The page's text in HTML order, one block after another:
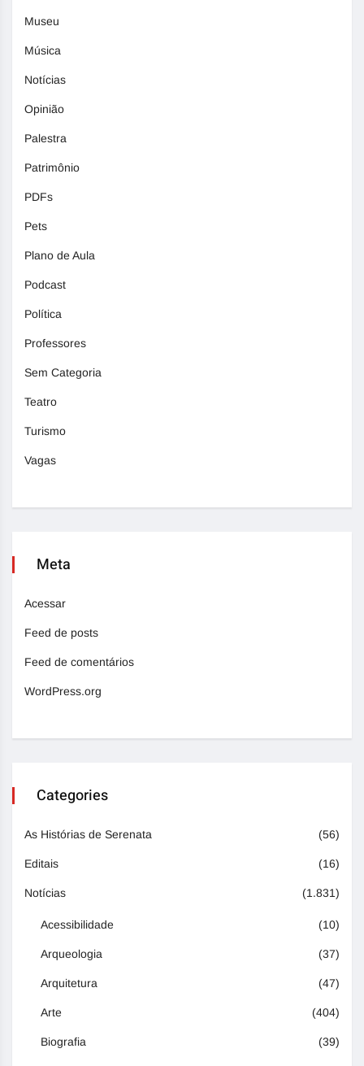
Museu
Música
Notícias
Opinião
Palestra
Patrimônio
PDFs
Pets
Plano de Aula
Podcast
Política
Professores
Sem Categoria
Teatro
Turismo
Vagas
Meta
Acessar
Feed de posts
Feed de comentários
WordPress.org
Categories
As Histórias de Serenata (56)
Editais (16)
Notícias (1.831)
Acessibilidade (10)
Arqueologia (37)
Arquitetura (47)
Arte (404)
Biografia (39)